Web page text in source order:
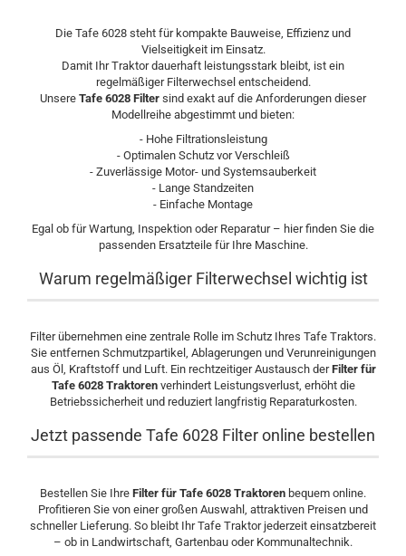
Die Tafe 6028 steht für kompakte Bauweise, Effizienz und
Vielseitigkeit im Einsatz.
Damit Ihr Traktor dauerhaft leistungsstark bleibt, ist ein
regelmäßiger Filterwechsel entscheidend.
Unsere Tafe 6028 Filter sind exakt auf die Anforderungen dieser
Modellreihe abgestimmt und bieten:
- Hohe Filtrationsleistung
- Optimalen Schutz vor Verschleiß
- Zuverlässige Motor- und Systemsauberkeit
- Lange Standzeiten
- Einfache Montage
Egal ob für Wartung, Inspektion oder Reparatur – hier finden Sie die
passenden Ersatzteile für Ihre Maschine.
Warum regelmäßiger Filterwechsel wichtig ist
Filter übernehmen eine zentrale Rolle im Schutz Ihres Tafe Traktors.
Sie entfernen Schmutzpartikel, Ablagerungen und Verunreinigungen
aus Öl, Kraftstoff und Luft. Ein rechtzeitiger Austausch derFilter für
Tafe 6028 Traktorenverhindert Leistungsverlust, erhöht die
Betriebssicherheit und reduziert langfristig Reparaturkosten.
Jetzt passende Tafe 6028 Filter online bestellen
Bestellen Sie Ihre Filter für Tafe 6028 Traktoren bequem online.
Profitieren Sie von einer großen Auswahl, attraktiven Preisen und
schneller Lieferung. So bleibt Ihr Tafe Traktor jederzeit einsatzbereit
– ob in Landwirtschaft, Gartenbau oder Kommunaltechnik.